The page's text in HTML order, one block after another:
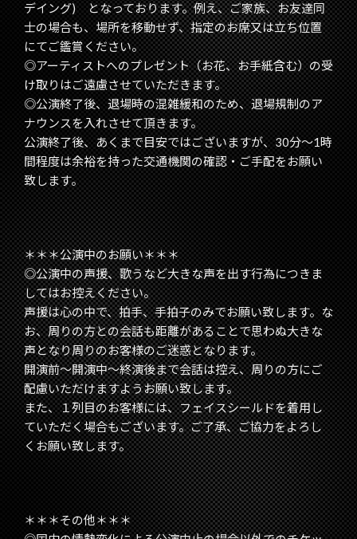
デイング) となっております。例え、ご家族、お友達同
士の場合も、場所を移動せず、指定のお席又は立ち位置
にてご鑑賞ください。
◎アーティストへのプレゼント（お花、お手紙含む）の受
け取りはご遠慮させていただきます。
◎公演終了後、退場時の混雑緩和のため、退場規制のア
ナウンスを入れさせて頂きます。
公演終了後、あくまで目安ではございますが、30分～1時
間程度は余裕を持った交通機関の確認・ご手配をお願い
致します。
＊＊＊公演中のお願い＊＊＊
◎公演中の声援、歌うなど大きな声を出す行為につきま
してはお控えください。
声援は心の中で、拍手、手拍子のみでお願い致します。な
お、周りの方との会話も距離があることで思わぬ大きな
声となり周りのお客様のご迷惑となります。
開演前〜開演中〜終演後まで会話は控え、周りの方にご
配慮いただけますようお願い致します。
また、１列目のお客様には、フェイスシールドを着用し
ていただく場合もございます。ご了承、ご協力をよろし
くお願い致します。
＊＊＊その他＊＊＊